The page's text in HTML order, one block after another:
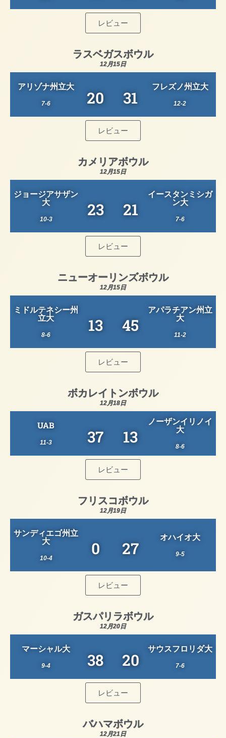
レビュー
ラスベガスボウル
12月15日
アリゾナ州立大
7-6 20 31
フレズノ州立大
12-2
レビュー
カメリアボウル
12月15日
ジョージアサザン
大
10-3 23 21
イースタンミシガ
ン大
7-6
レビュー
ニューオーリンズボウル
12月15日
ミドルテネシー州
立大
8-6 13 45
アパラチアン州立
大
11-2
レビュー
ボカレイトンボウル
12月18日
UAB
11-3 37 13
ノーザンイリノイ
大
8-6
レビュー
フリスコボウル
12月19日
サンディエゴ州立
大
10-4 0 27
オハイオ大
9-5
レビュー
ガスパリラボウル
12月20日
マーシャル大
9-4 38 20
サウスフロリダ大
7-6
レビュー
バハマボウル
12月21日